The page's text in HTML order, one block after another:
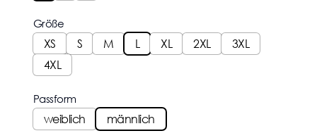
Größe
XS S M L XL 2XL
3XL
4XL
Passform
weiblich männlich